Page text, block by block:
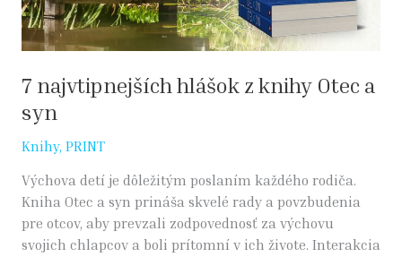
7 najvtipnejších hlášok z knihy Otec a
syn
Knihy, PRINT
Výchova detí je dôležitým poslaním každého rodiča.
Kniha Otec a syn prináša skvelé rady a povzbudenia
pre otcov, aby prevzali zodpovednosť za výchovu
svojich chlapcov a boli prítomní v ich živote. Interakcia
syn